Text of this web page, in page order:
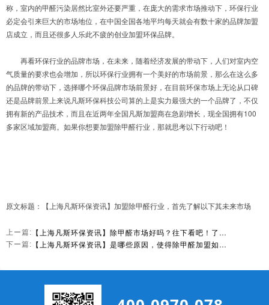
称，室内的甲醛污染居然比室外还要严重，在庞大的需求市场推动下，环保行业
必定会引来巨大的市场地位，在中国全国各地平均每天就会有数十家的品牌加盟
店成立，而且还很多人乐此不疲的创业加盟环保品牌。
再看环保行业的品牌市场，在未来，随着经济发展的带动下，人们对室内空
气质量的要求也会增加，所以环保行业拥有一个美好的市场前景，那么在这么多
的品牌的带动下，选择哪个环保品牌市场前景好，在目前环保市场上无论从口碑
还是品牌前景上来说凡斯环保科技公司算的上是实力最强大的一个品牌了，不仅
拥有新的产品技术，而且在近两年全国凡斯加盟商在急剧增长，现全国拥有100
多家区域加盟商。如果你想要加盟除甲醛行业，那就思考以下行动吧！
原文标题：【上海凡斯环保资讯】加盟除甲醛行业，首先了解以下其未来市场
上ー篇: 【上海凡斯环保资讯】除甲醛市场好吗？往下看吧！了解一下
下ー篇: 【上海凡斯环保资讯】是哪些原因，使得除甲醛加盟如此火爆呢？